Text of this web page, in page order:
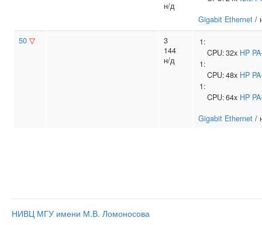
н/д
Gigabit Ethernet /
50 ▽
3
144
н/д
1:
CPU:32x HP
1:
CPU:48x HP
1:
CPU:64x HP
Gigabit Ethernet /
НИВЦ МГУ имени М.В. Ломоносова